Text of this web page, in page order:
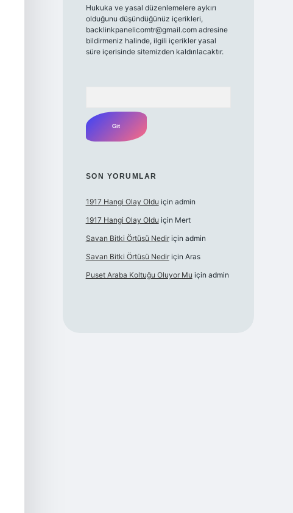
Hukuka ve yasal düzenlemelere aykırı
olduğunu düşündüğünüz içerikleri,
backlinkpanelicomtr@gmail.comadresine
bildirmeniz halinde, ilgili içerikler yasal
süre içerisinde sitemizden kaldırılacaktır.
SON YORUMLAR
1917 Hangi Olay Oldu için admin
1917 Hangi Olay Oldu için Mert
Savan Bitki Örtüsü Nediriçin admin
Savan Bitki Örtüsü Nediriçin Aras
Puset Araba Koltuğu Oluyor Mu için admin